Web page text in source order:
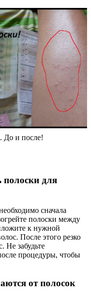
До и после!
полоски для
сначала
полоски между
к нужной
После этого резко
Не забудьте
процедуры, чтобы
от полосок